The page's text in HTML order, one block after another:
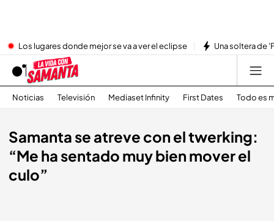
Los lugares donde mejor se va a ver el eclipse Una soltera de
Noticias Televisión Mediaset Infinity First Dates Todo es
Samanta se atreve con el twerking:
“Me ha sentado muy bien mover el
culo”